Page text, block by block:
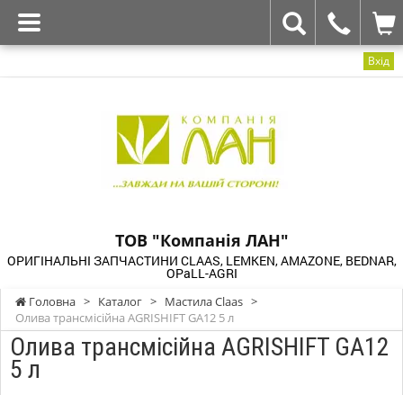
Вхід
ТОВ "Компанія ЛАН"
ОРИГІНАЛЬНІ ЗАПЧАСТИНИ CLAAS, LEMKEN, AMAZONE, BEDNAR,
OPaLL-AGRI
Головна > Каталог > Мастила Claas >
Олива трансмісійна AGRISHIFT GA12 5 л
Олива трансмісійна AGRISHIFT GA12
5 л